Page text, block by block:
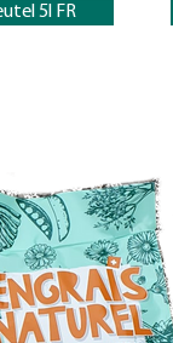
5l FR